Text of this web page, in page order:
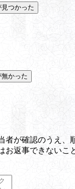
つかった
かった
者が確認のうえ、
お返事できないこ